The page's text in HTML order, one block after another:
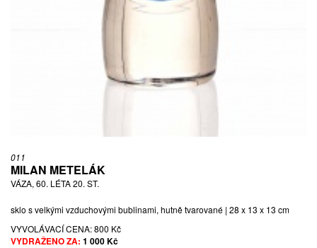
011
MILAN METELÁK
VÁZA, 60. LÉTA 20. ST.
sklo s velkými vzduchovými bublinami, hutně tvarované | 28 x 13 x 13 cm
VYVOLÁVACÍ CENA:800 Kč
VYDRAŽENO ZA: 1 000 Kč